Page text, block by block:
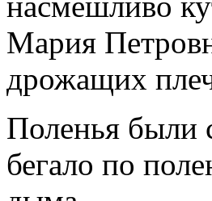
Мария
дрожащих
Поленья были
бегало по